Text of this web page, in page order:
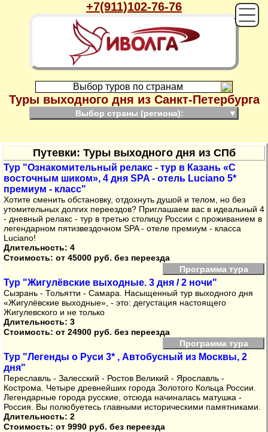
+7(911)102-76-76
Выбор туров по странам
Туры выходного дня из Санкт-Петербурга
Выбор страны (региона): ▼
Путевки: Туры выходного дня из СПб
Тур "Ознакомительный релакс - тур в Казань «С
восточным шиком», 4 дня SPA - отель Luciano 5*
премиум - класс"
Хотите сменить обстановку, отдохнуть душой и телом, но без
утомительных долгих переездов? Приглашаем вас в идеальный 4
- дневный релакс - тур в третью столицу России с проживанием в
легендарном пятизвездочном SPA - отеле премиум - класса
Luciano!
Длительность: 4
Стоимость: от 45000 руб. без переезда
Программа тура
Тур "Жигулёвские выходные. 3 дня / 2 ночи"
Сызрань - Тольятти - Самара. Насыщенный тур выходного дня
«Жигулёвские выходные», - это: дегустация настоящего
Жигулевского и не только
Длительность: 3
Стоимость: от 24900 руб. без переезда
Программа тура
Тур "Легенды о Руси 3* , Автобусный из Москвы, 2
дня"
Переславль - Залесский - Ростов Великий - Ярославль -
Кострома. Четыре древнейших города Золотого Кольца России.
Легендарные города русские, отсюда начиналась матушка -
Россия. Вы полюбуетесь главными историческими памятниками.
Длительность: 2
Стоимость: от 9990 руб. без переезда